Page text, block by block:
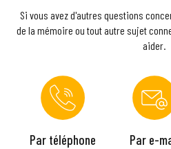
Si vous avez d'autres questions
de la mémoire ou tout autre sujet
aider.
Par téléphone Par e-